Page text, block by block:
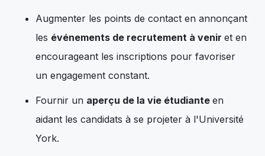
Augmenter les points de contact en annonçant
les événements de recrutement à venir et en
encourageant les inscriptions pour favoriser
un engagement constant.
Fournir un aperçu de la vie étudiante en
aidant les candidats à se projeter à l'Université
York.